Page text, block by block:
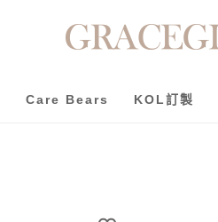
Care Bears KOL訂製